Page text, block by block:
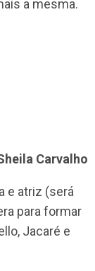
a mesma.
Carvalho
e atriz (será
para formar
Jacaré e